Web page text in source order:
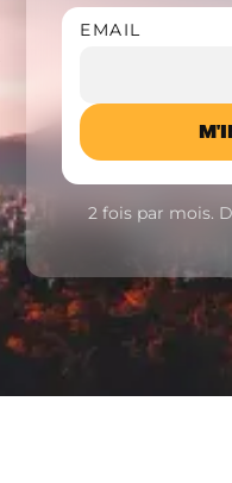
EMAIL
2 fois par mois.